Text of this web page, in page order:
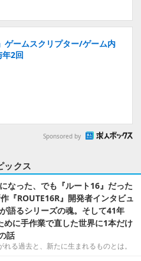
ゲームスクリプター/ゲーム内
2回
Sponsored by
ックス
なった、でも『ルート16』だった
『ROUTE16R』開発者インタビュ
語るシリーズの魂。そして41年
めに手作業で直した世界に1本だけ
話
る過去と、新たに生まれるものとは。